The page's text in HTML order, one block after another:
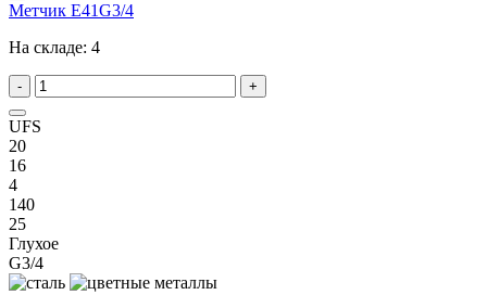
Метчик E41G3/4
На складе: 4
- +
UFS
20
16
4
140
25
Глухое
G3/4